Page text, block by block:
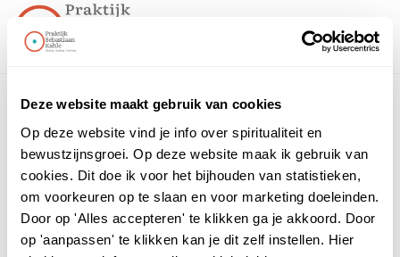
Deze website maakt gebruik van cookies
Op deze website vind je info over spiritualiteit en
bewustzijnsgroei. Op deze website maak ik gebruik van
cookies. Dit doe ik voor het bijhouden van statistieken,
om voorkeuren op te slaan en voor marketing doeleinden.
Door op 'Alles accepteren' te klikken ga je akkoord. Door
op 'aanpassen' te klikken kan je dit zelf instellen. Hier
Home Kennisbank hoe chakra reinigen?
hoe chakra reinigen?